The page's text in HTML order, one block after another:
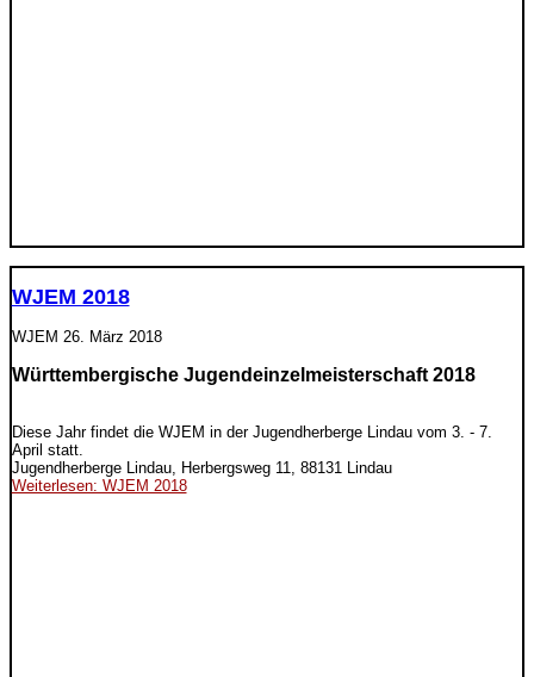
WJEM 2018
WJEM 26. März 2018
Württembergische Jugendeinzelmeisterschaft 2018
Diese Jahr findet die WJEM in der Jugendherberge Lindau vom 3. - 7.
April statt.
Jugendherberge Lindau, Herbergsweg 11, 88131 Lindau
Weiterlesen: WJEM 2018